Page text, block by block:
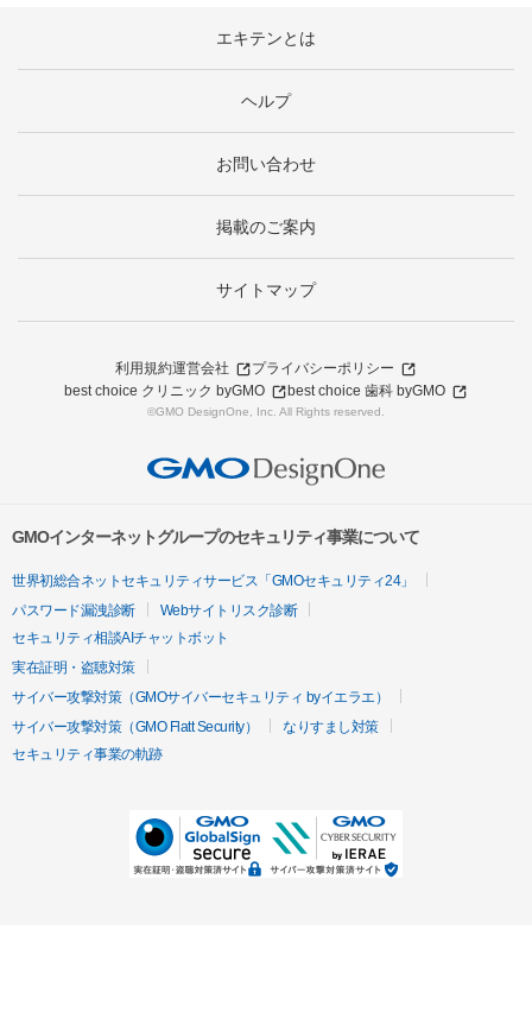
エキテンとは
ヘルプ
お問い合わせ
掲載のご案内
サイトマップ
利用規約運営会社
プライバシーポリシー
best choice クリニック byGMO
best choice 歯科 byGMO
©GMO DesignOne, Inc. All Rights reserved.
GMOインターネットグループのセキュリティ事業について
世界初総合ネットセキュリティサービス「GMOセキュリティ24」
パスワード漏洩診断
Webサイトリスク診断
セキュリティ相談AIチャットボット
実在証明・盗聴対策
サイバー攻撃対策（GMOサイバーセキュリティ byイエラエ）
サイバー攻撃対策（GMO Flatt Security）
なりすまし対策
セキュリティ事業の軌跡